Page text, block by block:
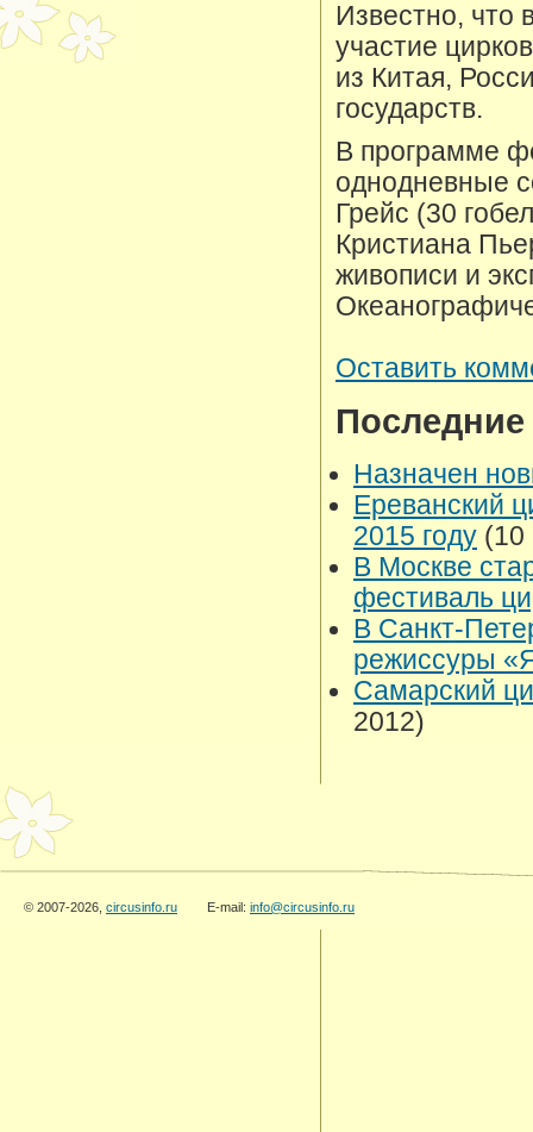
Известно, что
участие
из Китая,
государств.
В программе
однодневные
Грейс (30
Кристиана
живописи и
Оставить
Назначен
Ереванский
2015 году (10
В Москве
фестиваль
В Санкт-
режиссуры
Самарский
2012)
© 2007-2026, circusinfo.ru E-mail: info@circusinfo.ru